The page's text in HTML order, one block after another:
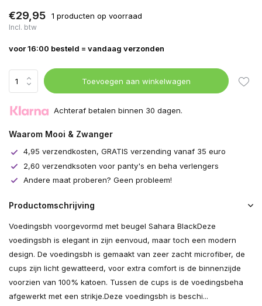
€29,95 1 producten op voorraad
Incl. btw
voor 16:00 besteld = vandaag verzonden
Toevoegen aan winkelwagen
Achteraf betalen binnen 30 dagen.
Waarom Mooi & Zwanger
4,95 verzendkosten, GRATIS verzending vanaf 35 euro
2,60 verzendksoten voor panty's en beha verlengers
Andere maat proberen? Geen probleem!
Productomschrijving
Voedingsbh voorgevormd met beugel Sahara BlackDeze
voedingsbh is elegant in zijn eenvoud, maar toch een modern
design. De voedingsbh is gemaakt van zeer zacht microfiber, de
cups zijn licht gewatteerd, voor extra comfort is de binnenzijde
voorzien van 100% katoen. Tussen de cups is de voedingsbeha
afgewerkt met een strikje.Deze voedingsbh is beschi...